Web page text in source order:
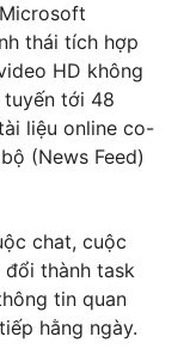
thái tích hợp
HD không
tới 48
liệu online co-
(News Feed)
chat, cuộc
thành task
tin quan
hằng ngày.